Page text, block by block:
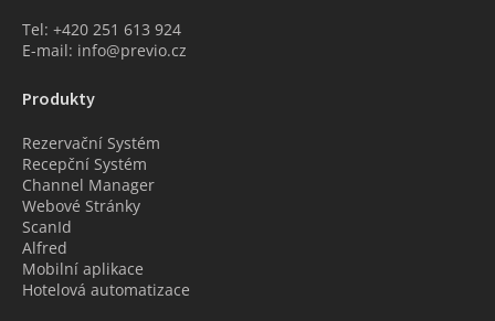
Tel: +420 251 613 924
E-mail: info@previo.cz
Produkty
Rezervační Systém
Recepční Systém
Channel Manager
Webové Stránky
ScanId
Alfred
Mobilní aplikace
Hotelová automatizace